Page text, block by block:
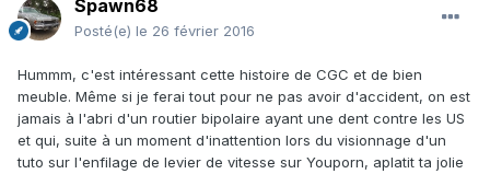
Spawn68
Posté(e) le 26 février 2016
Hummm, c'est intéressant cette histoire de CGC et de bien
meuble. Même si je ferai tout pour ne pas avoir d'accident, on est
jamais à l'abri d'un routier bipolaire ayant une dent contre les US
et qui, suite à un moment d'inattention lors du visionnage d'un
tuto sur l'enfilage de levier de vitesse sur Youporn, aplatit ta jolie